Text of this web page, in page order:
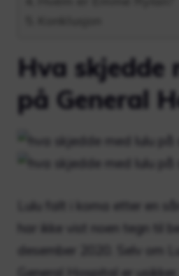
Hva skjedde
på General
Lulu falt i koma etter en
har ikke vist noen tegn til
desember 2020.
Selv om
General Hospital er